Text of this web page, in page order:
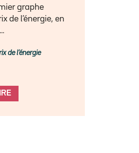
graphe
de l’énergie, en
de l’énergie